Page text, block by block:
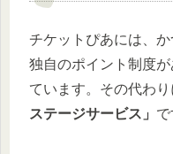
チケットぴあには、
独自のポイント制度
ています。その代わ
ステージサービス」 で